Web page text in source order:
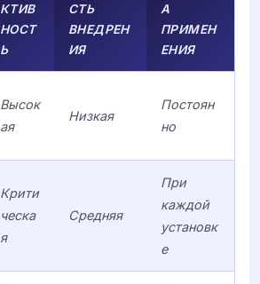
КТИВ
НОСТ
Ь
СТЬ
ВНЕДРЕН
ИЯ
А
ПРИМЕН
ЕНИЯ
Высок
ая
Низкая
Постоян
но
Крити
ческа
я
Средняя
При
каждой
установк
е